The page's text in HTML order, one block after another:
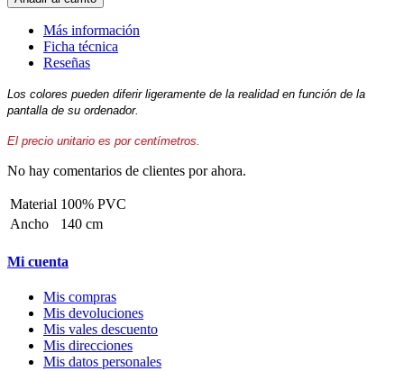
Más información
Ficha técnica
Reseñas
Los colores pueden diferir ligeramente de la realidad en función de la
pantalla de su ordenador.
El precio unitario es por centímetros.
No hay comentarios de clientes por ahora.
Material 100% PVC
Ancho
140 cm
Mi cuenta
Mis compras
Mis devoluciones
Mis vales descuento
Mis direcciones
Mis datos personales